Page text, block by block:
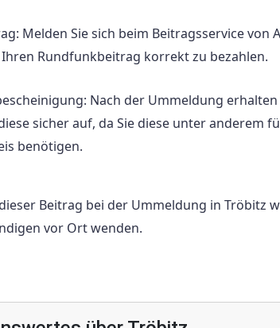
Melden Sie sich beim Beitragsservice von
Rundfunkbeitrag korrekt zu bezahlen.
Nach der Ummeldung
sicher auf, da Sie diese unter anderem
benötigen.
Beitrag bei der Ummeldung in Tröbitz
vor Ort wenden.